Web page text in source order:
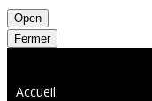
Open
Fermer
Accueil